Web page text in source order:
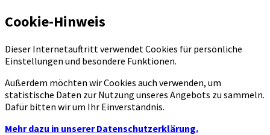
Cookie-Hinweis
Dieser Internetauftritt verwendet Cookies für persönliche
Einstellungen und besondere Funktionen.
Außerdem möchten wir Cookies auch verwenden, um
statistische Daten zur Nutzung unseres Angebots zu sammeln.
Dafür bitten wir um Ihr Einverständnis.
Mehr dazu in unserer Datenschutzerklärung.